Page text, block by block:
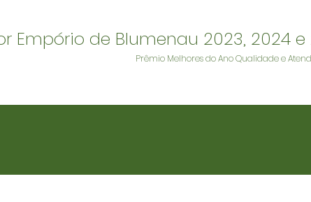
Empório de Blumenau 2023, 2024 e
Prêmio Melhores do Ano Qualidade e